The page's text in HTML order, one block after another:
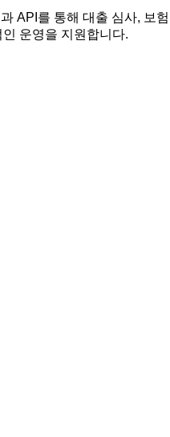
API를 통해 대출 심사, 보
운영을 지원합니다.